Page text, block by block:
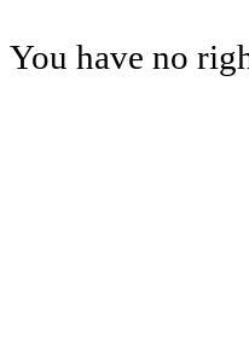
You have no